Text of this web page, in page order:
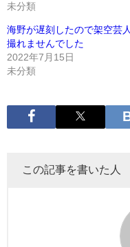
未分類
海野が遅刻したので架空芸人
撮れませんでした
2022年7月15日
未分類
この記事を書いた人